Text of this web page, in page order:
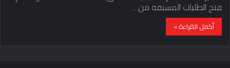
فتح الطلبات المسبقة من…
أكمل القراءة »